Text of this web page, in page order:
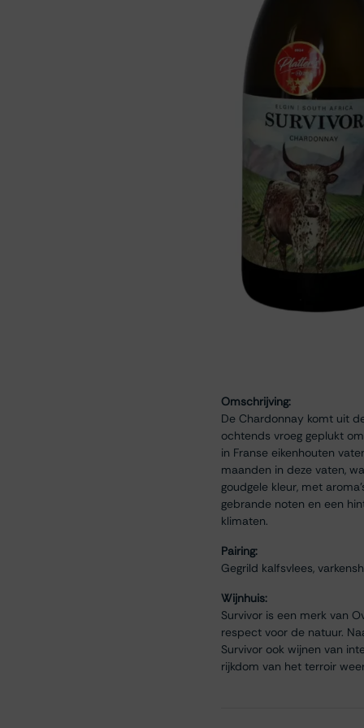
Omschrijving:
De Chardonnay komt uit
ochtends vroeg geplukt
in Franse eikenhouten
maanden in deze vaten,
goudgele kleur, met
gebrande noten en een
klimaten.
Pairing:
Gegrild kalfsvlees,
Wijnhuis:
Survivor is een merk van
respect voor de natuur.
Survivor ook wijnen van
rijkdom van het terroir